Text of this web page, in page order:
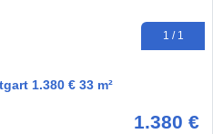
1 / 1
1.380 € 33 m²
1.380 €